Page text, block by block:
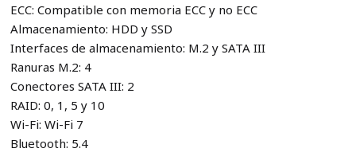
ECC: Compatible con memoria ECC y no ECC
Almacenamiento: HDD y SSD
Interfaces de almacenamiento: M.2 y SATA III
Ranuras M.2: 4
Conectores SATA III: 2
RAID: 0, 1, 5 y 10
Wi-Fi: Wi-Fi 7
Bluetooth: 5.4